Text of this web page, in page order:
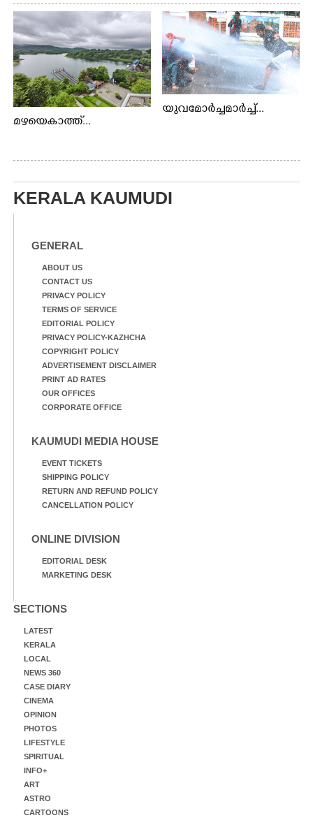
മഴയെകാത്ത്...
യുവമോർച്ചമാർച്ച്...
KERALA KAUMUDI
GENERAL
ABOUT US
CONTACT US
PRIVACY POLICY
TERMS OF SERVICE
EDITORIAL POLICY
PRIVACY POLICY-KAZHCHA
COPYRIGHT POLICY
ADVERTISEMENT DISCLAIMER
PRINT AD RATES
OUR OFFICES
CORPORATE OFFICE
KAUMUDI MEDIA HOUSE
EVENT TICKETS
SHIPPING POLICY
RETURN AND REFUND POLICY
CANCELLATION POLICY
ONLINE DIVISION
EDITORIAL DESK
MARKETING DESK
SECTIONS
LATEST
KERALA
LOCAL
NEWS 360
CASE DIARY
CINEMA
OPINION
PHOTOS
LIFESTYLE
SPIRITUAL
INFO+
ART
ASTRO
CARTOONS